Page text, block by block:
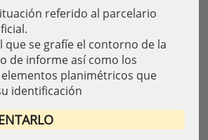
referido al parcelario
que se grafíe el contorno de la
de informe así como los
planimétricos que
identificación